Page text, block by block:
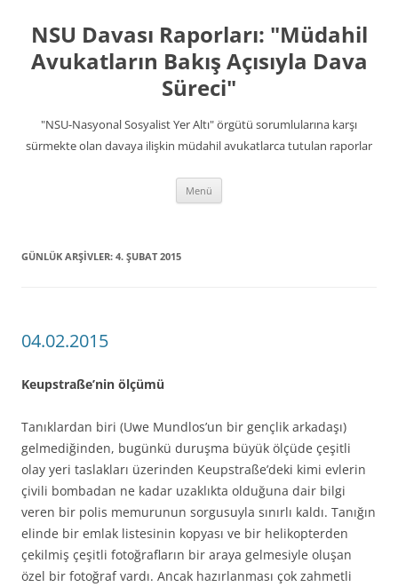
NSU Davası Raporları: "Müdahil
Avukatların Bakış Açısıyla Dava
Süreci"
"NSU-Nasyonal Sosyalist Yer Altı" örgütü sorumlularına karşı
sürmekte olan davaya ilişkin müdahil avukatlarca tutulan raporlar
Menü
GÜNLÜK ARŞIVLER: 4. ŞUBAT 2015
04.02.2015
Keupstraße’nin ölçümü
Tanıklardan biri (Uwe Mundlos’un bir gençlik arkadaşı)
gelmediğinden, bugünkü duruşma büyük ölçüde çeşitli
olay yeri taslakları üzerinden Keupstraße’deki kimi evlerin
çivili bombadan ne kadar uzaklıkta olduğuna dair bilgi
veren bir polis memurunun sorgusuyla sınırlı kaldı. Tanığın
elinde bir emlak listesinin kopyası ve bir helikopterden
çekilmiş çeşitli fotoğrafların bir araya gelmesiyle oluşan
özel bir fotoğraf vardı. Ancak hazırlanması çok zahmetli